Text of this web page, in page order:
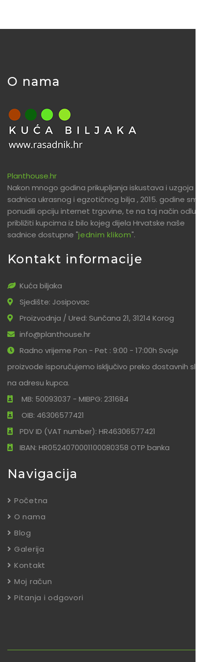
O nama
Planthouse.hr
Nakon mnogo godina prikupljanja iskustava i uzgoja
sadnica ukrasnog i egzotičnog bilja , 2015. godine smo
ponudili opciju internet trgovine, te na taj način odlučili
približiti kupcima iz bilo kojeg dijela Hrvatske naše
sadnice dostupne "jednim klikom".
Kontakt informacije
Kuća biljaka
Sjedište: Josipovac
Proizvodnja / Ured: Sunčana 21, 31214 Korog
info@planthouse.hr
Radno vrijeme Pon - Pet : 9:00 - 17:00h Svoje
proizvode isporučujemo isključivo preko dostavnih službi
na adresu kupca.
MB: 50093037 - MIBPG: 231684
OIB: 46306577421
PDV ID (VAT number): HR46306577421
IBAN: HR0524070001100080358 OTP banka
Navigacija
Početna
O nama
Blog
Galerija
Kontakt
Moj račun
Pitanja i odgovori